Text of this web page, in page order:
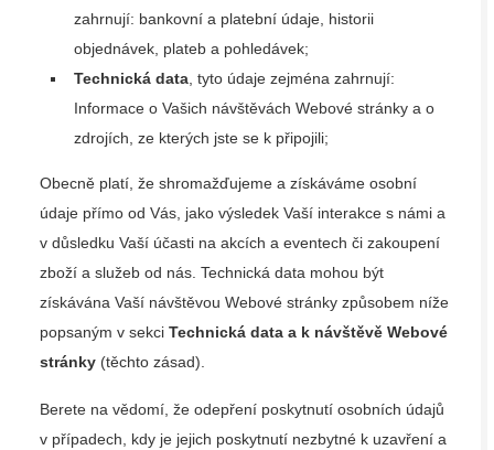
zahrnují: bankovní a platební údaje, historii
objednávek, plateb a pohledávek;
Technická data , tyto údaje zejména zahrnují:
Informace o Vašich návštěvách Webové stránky a o
zdrojích, ze kterých jste se k připojili;
Obecně platí, že shromažďujeme a získáváme osobní
údaje přímo od Vás, jako výsledek Vaší interakce s námi a
v důsledku Vaší účasti na akcích a eventech či zakoupení
zboží a služeb od nás. Technická data mohou být
získávána Vaší návštěvou Webové stránky způsobem níže
popsaným v sekci Technická data a k návštěvě Webové
stránky (těchto zásad).
Berete na vědomí, že odepření poskytnutí osobních údajů
v případech, kdy je jejich poskytnutí nezbytné k uzavření a